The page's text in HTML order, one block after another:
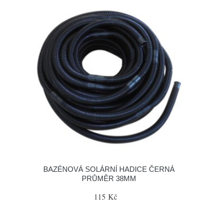
BAZÉNOVÁ SOLÁRNÍ HADICE ČERNÁ
PRŮMĚR 38MM
115 Kč